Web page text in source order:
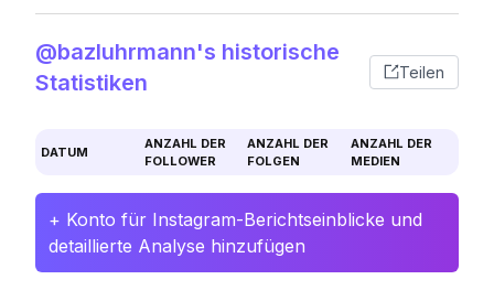
@bazluhrmann's historische
Statistiken
Teilen
DATUM
ANZAHL DER
FOLLOWER
ANZAHL DER
FOLGEN
ANZAHL DER
MEDIEN
+ Konto für Instagram-Berichtseinblicke und
detaillierte Analyse hinzufügen